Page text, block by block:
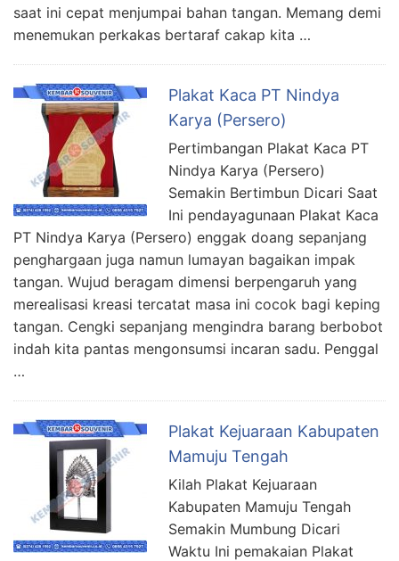
saat ini cepat menjumpai bahan tangan. Memang demi
menemukan perkakas bertaraf cakap kita …
Plakat Kaca PT Nindya
Karya (Persero)
Pertimbangan Plakat Kaca PT
Nindya Karya (Persero)
Semakin Bertimbun Dicari Saat
Ini pendayagunaan Plakat Kaca
PT Nindya Karya (Persero) enggak doang sepanjang
penghargaan juga namun lumayan bagaikan impak
tangan. Wujud beragam dimensi berpengaruh yang
merealisasi kreasi tercatat masa ini cocok bagi keping
tangan. Cengki sepanjang mengindra barang berbobot
indah kita pantas mengonsumsi incaran sadu. Penggal
…
Plakat Kejuaraan Kabupaten
Mamuju Tengah
Kilah Plakat Kejuaraan
Kabupaten Mamuju Tengah
Semakin Mumbung Dicari
Waktu Ini pemakaian Plakat